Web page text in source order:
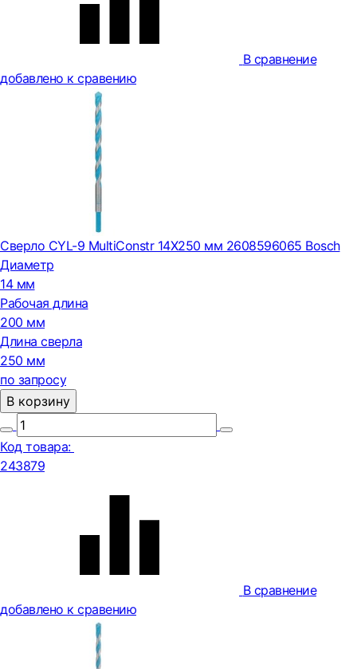
В сравнение
добавлено к сравению
Сверло CYL-9 MultiConstr 14X250 мм 2608596065 Bosch
Диаметр
14 мм
Рабочая длина
200 мм
Длина сверла
250 мм
по запросу
В корзину
Код товара:
243879
В сравнение
добавлено к сравению